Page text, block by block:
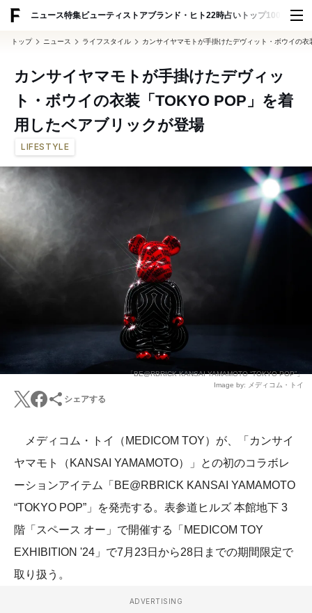
ニュース特集ビューティ ストアブランド・ヒト22時占い トップ100 スナッ
トップ ニュース ライフスタイル カンサイヤマモトが手掛けたデヴィット・ボウイの
カンサイヤマモトが手掛けたデヴィッ
ト・ボウイの衣装「TOKYO POP」を着
用したベアブリックが登場
LIFESTYLE
「BE@RBRICK KANSAI YAMAMOTO “TOKYO POP”」
Image by: メディコム・トイ
シェアする
メディコム・トイ（MEDICOM TOY）が、「カンサイ
ヤマモト（KANSAI YAMAMOTO）」との初のコラボレ
ーションアイテム「BE@RBRICK KANSAI YAMAMOTO
“TOKYO POP”」を発売する。表参道ヒルズ 本館地下 3
階「スペース オー」で開催する「MEDICOM TOY
EXHIBITION '24」で7月23日から28日までの期間限定で
取り扱う。
ADVERTISING